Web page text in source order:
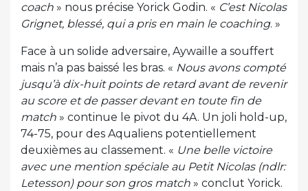
coach » nous précise Yorick Godin. « C’est Nicolas
Grignet, blessé, qui a pris en main le coaching. »
Face à un solide adversaire, Aywaille a souffert
mais n’a pas baissé les bras. « Nous avons compté
jusqu’à dix-huit points de retard avant de revenir
au score et de passer devant en toute fin de
match » continue le pivot du 4A. Un joli hold-up,
74-75, pour des Aqualiens potentiellement
deuxièmes au classement. « Une belle victoire
avec une mention spéciale au Petit Nicolas (ndlr:
Letesson) pour son gros match » conclut Yorick.